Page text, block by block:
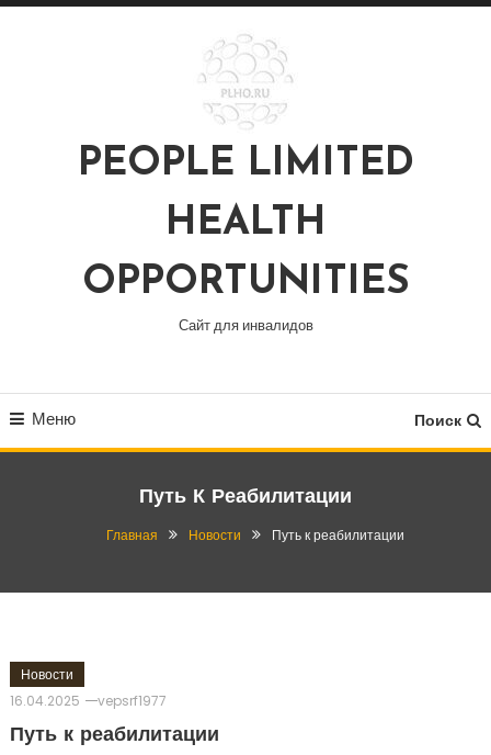
Перейти
PEOPLE LIMITED
HEALTH
OPPORTUNITIES
Сайт для инвалидов
Меню Поиск
Путь К Реабилитации
Главная Новости Путь к реабилитации
Новости
16.04.2025
vepsrf1977
Путь к реабилитации